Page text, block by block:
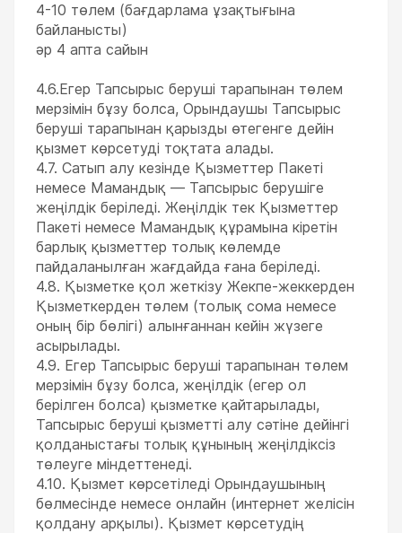
4-10 төлем (бағдарлама ұзақтығына
байланысты)
әр 4 апта сайын
4.6.Егер Тапсырыс беруші тарапынан төлем
мерзімін бұзу болса, Орындаушы Тапсырыс
беруші тарапынан қарызды өтегенге дейін
қызмет көрсетуді тоқтата алады.
4.7. Сатып алу кезінде Қызметтер Пакеті
немесе Мамандық — Тапсырыс берушіге
жеңілдік беріледі. Жеңілдік тек Қызметтер
Пакеті немесе Мамандық құрамына кіретін
барлық қызметтер толық көлемде
пайдаланылған жағдайда ғана беріледі.
4.8. Қызметке қол жеткізу Жекпе-жеккерден
Қызметкерден төлем (толық сома немесе
оның бір бөлігі) алынғаннан кейін жүзеге
асырылады.
4.9. Егер Тапсырыс беруші тарапынан төлем
мерзімін бұзу болса, жеңілдік (егер ол
берілген болса) қызметке қайтарылады,
Тапсырыс беруші қызметті алу сәтіне дейінгі
қолданыстағы толық құнының жеңілдіксіз
төлеуге міндеттенеді.
4.10. Қызмет көрсетіледі Орындаушының
бөлмесінде немесе онлайн (интернет желісін
қолдану арқылы). Қызмет көрсетудің